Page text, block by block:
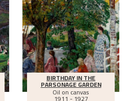
BIRTHDAY IN THE
PARSONAGE GARDEN
Oil on canvas